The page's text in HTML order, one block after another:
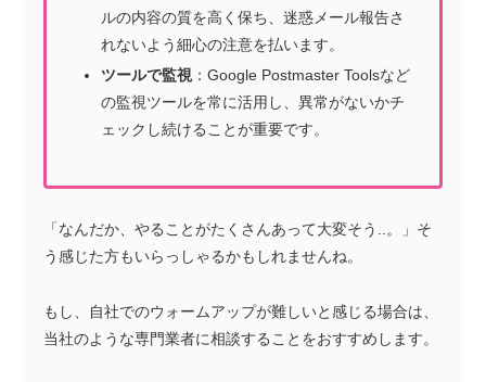
ルの内容の質を高く保ち、迷惑メール報告さ
れないよう細心の注意を払います。
ツールで監視：Google Postmaster Toolsなど
の監視ツールを常に活用し、異常がないかチ
ェックし続けることが重要です。
「なんだか、やることがたくさんあって大変そう..。」そ
う感じた方もいらっしゃるかもしれませんね。
もし、自社でのウォームアップが難しいと感じる場合は、
当社のような専門業者に相談することをおすすめします。